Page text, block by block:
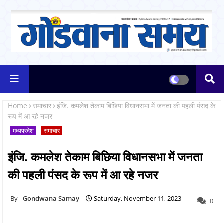
Home समाचार इंजि. कमलेश तेकाम बिछिया विधानसभा में जनता की पहली पंसद के
रूप में आ रहे नजर
मध्यप्रदेश समाचार
इंजि. कमलेश तेकाम बिछिया विधानसभा में जनता
की पहली पंसद के रूप में आ रहे नजर
Gondwana Samay Saturday, November 11, 2023 0